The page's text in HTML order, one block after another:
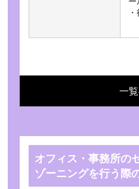
一
オフィス・事務所の
ゾーニングを行う際